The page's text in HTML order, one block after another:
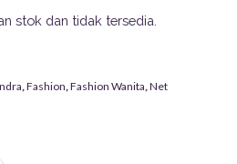
stok dan tidak tersedia.
,Fashion,Fashion Wanita,Net